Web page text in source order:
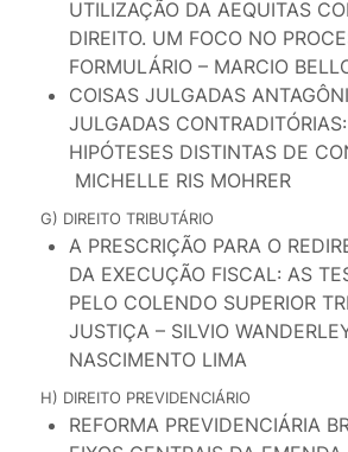
UTILIZAÇÃO DA AEQUITAS
DIREITO. UM FOCO NO
FORMULÁRIO – MARCIO
COISAS JULGADAS
JULGADAS
HIPÓTESES DISTINTAS DE
MICHELLE RIS MOHRER
G) DIREITO TRIBUTÁRIO
A PRESCRIÇÃO PARA O
DA EXECUÇÃO FISCAL: AS
PELO COLENDO SUPERIOR
JUSTIÇA – SILVIO
NASCIMENTO LIMA
H) DIREITO PREVIDENCIÁRIO
REFORMA PREVIDENCIÁRIA